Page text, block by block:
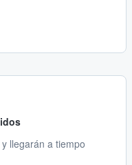
y llegarán a tiempo